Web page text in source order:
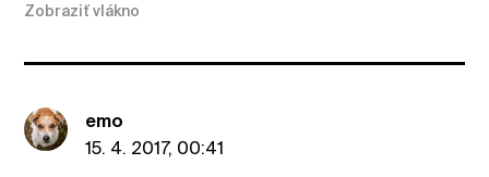
Zobraziť vlákno
emo
15. 4. 2017, 00:41